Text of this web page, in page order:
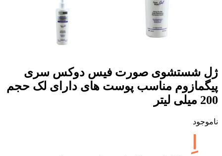
ژل شستشوی صورت فیس دوکس سری
پیگمازوم مناسب پوست های دارای لک حجم
200 میلی لیتر
ناموجود